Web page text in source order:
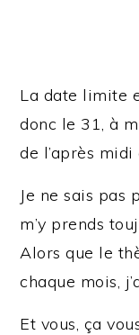
La date limite
donc le 31, à
de l’après
Je ne sais pas
m’y prends
Alors que le
chaque mois,
Et vous, ça